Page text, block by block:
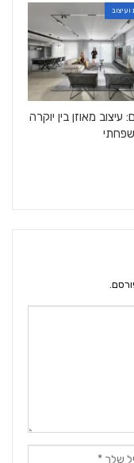
ועיצוב
עיצוב מאוזן בין יוקרה